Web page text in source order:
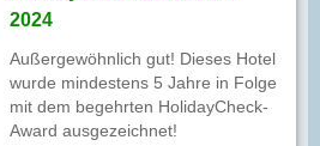
2024
Außergewöhnlich gut! Dieses Hotel
wurde mindestens 5 Jahre in Folge
mit dem begehrten HolidayCheck-
Award ausgezeichnet!